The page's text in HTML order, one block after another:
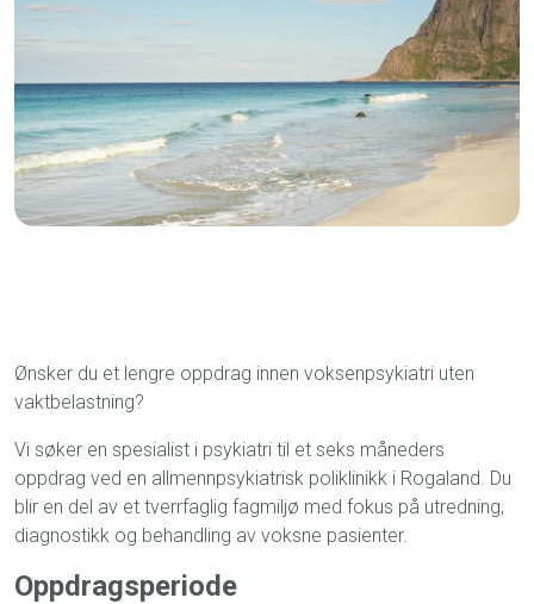
Ønsker du et lengre oppdrag innen voksenpsykiatri uten
vaktbelastning?
Vi søker en spesialist i psykiatri til et seks måneders
oppdrag ved en allmennpsykiatrisk poliklinikk i Rogaland. Du
blir en del av et tverrfaglig fagmiljø med fokus på utredning,
diagnostikk og behandling av voksne pasienter.
Oppdragsperiode